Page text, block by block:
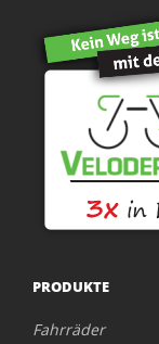
PRODUKTE
Fahrräder